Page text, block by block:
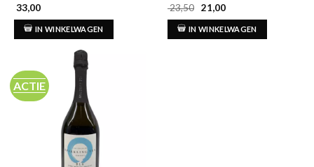
33,00
IN WINKELWAGEN
23,50
Oorspronkelijke
prijs
was:
€ 23,50.
21,00Huidige
is:
€ 21,00.
IN WINKELWAGEN
ACTIE